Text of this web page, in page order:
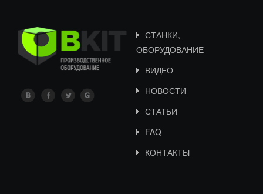
СТАНКИ,
ОБОРУДОВАНИЕ
ВИДЕО
НОВОСТИ
СТАТЬИ
FAQ
КОНТАКТЫ